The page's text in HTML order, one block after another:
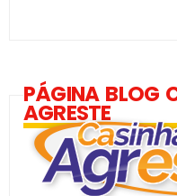
PÁGINA BLOG
AGRESTE